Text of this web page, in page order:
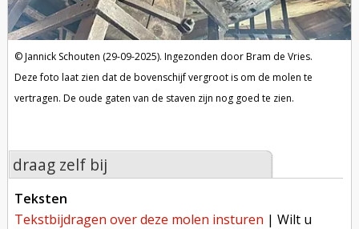
Jannick Schouten (29-09-2025). Ingezonden door Bram de Vries.
Deze foto laat zien dat de bovenschijf vergroot is om de molen te
vertragen. De oude gaten van de staven zijn nog goed te zien.
draag zelf bij
teksten
tekstbijdragen over deze molen insturen | Wilt u